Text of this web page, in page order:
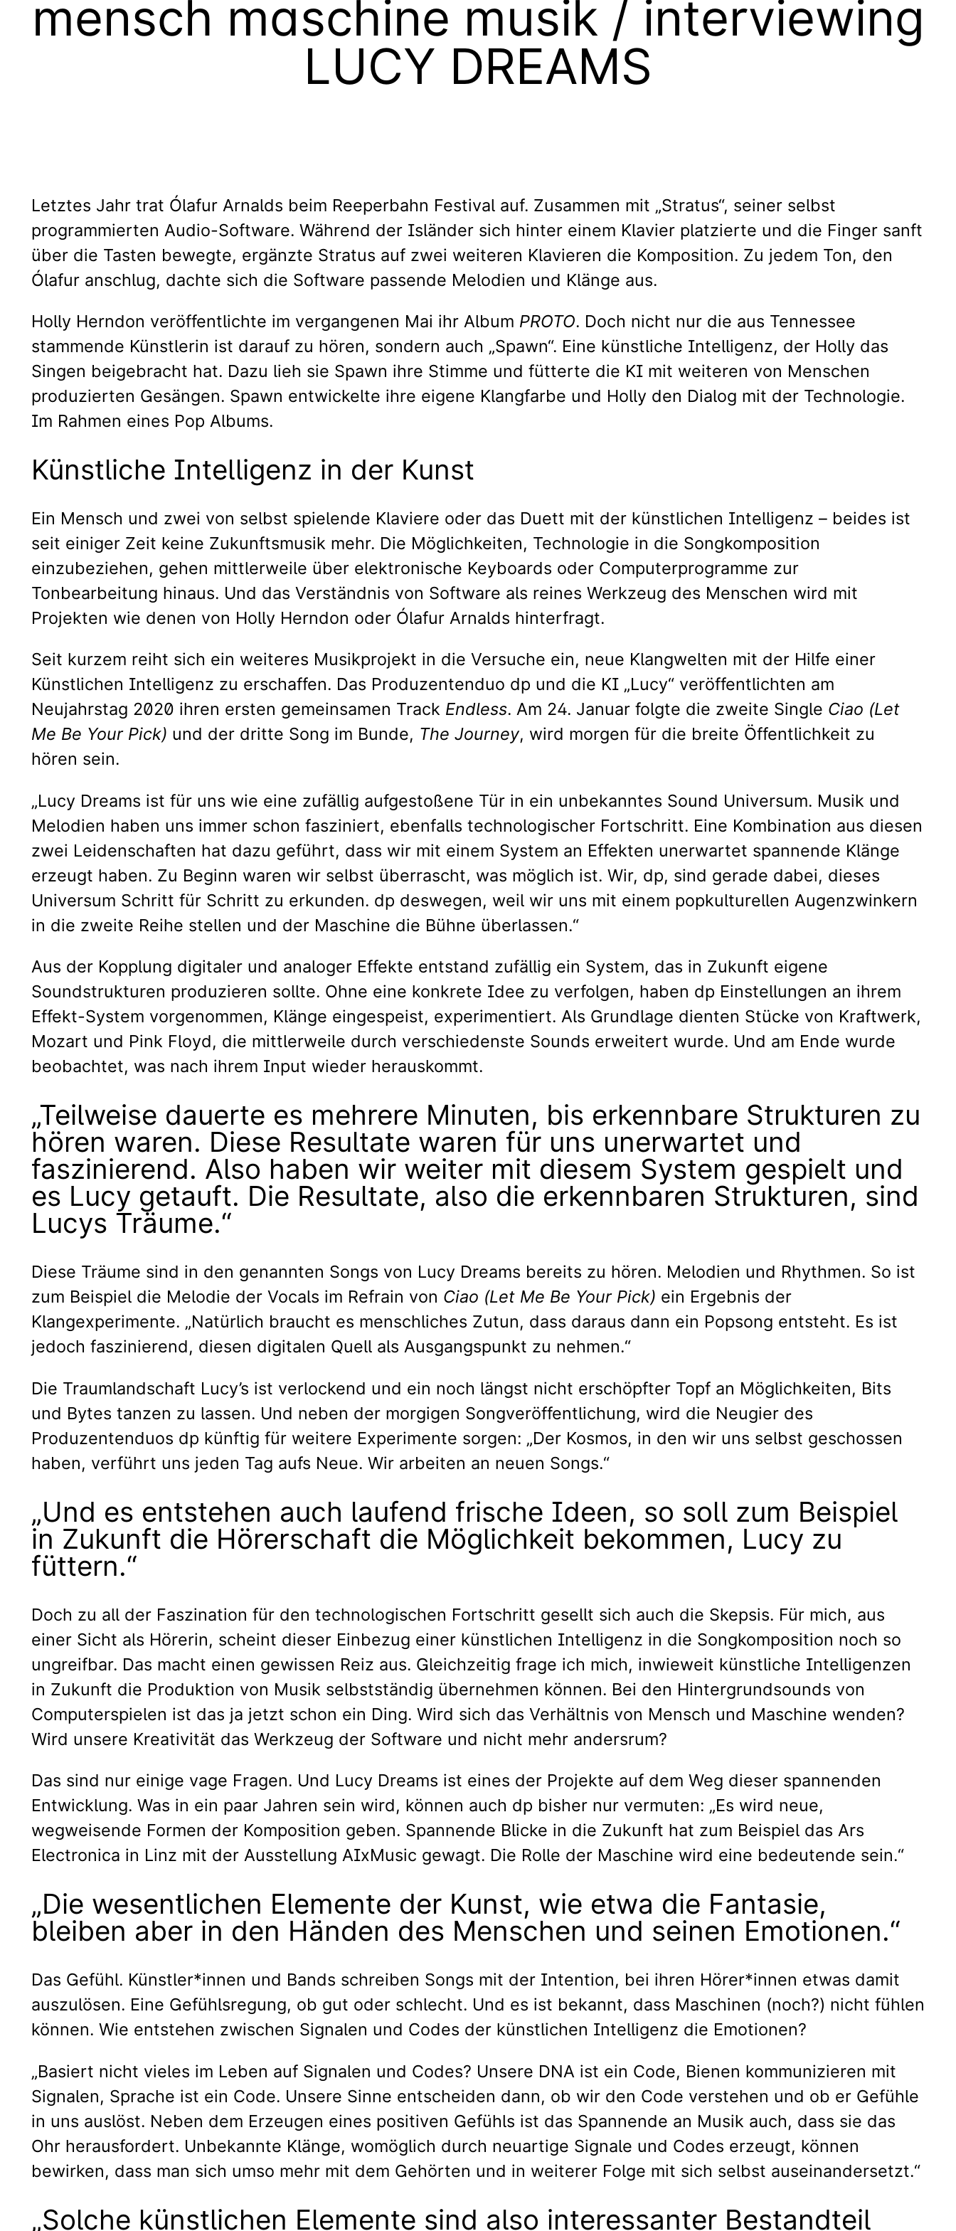
mensch maschine musik / interviewing
LUCY DREAMS
Letztes Jahr trat Ólafur Arnalds beim Reeperbahn Festival auf. Zusammen mit „Stratus“, seiner selbst
programmierten Audio-Software. Während der Isländer sich hinter einem Klavier platzierte und die Finger sanft
über die Tasten bewegte, ergänzte Stratus auf zwei weiteren Klavieren die Komposition. Zu jedem Ton, den
Ólafur anschlug, dachte sich die Software passende Melodien und Klänge aus.
Holly Herndon veröffentlichte im vergangenen Mai ihr Album PROTO. Doch nicht nur die aus Tennessee
stammende Künstlerin ist darauf zu hören, sondern auch „Spawn“. Eine künstliche Intelligenz, der Holly das
Singen beigebracht hat. Dazu lieh sie Spawn ihre Stimme und fütterte die KI mit weiteren von Menschen
produzierten Gesängen. Spawn entwickelte ihre eigene Klangfarbe und Holly den Dialog mit der Technologie.
Im Rahmen eines Pop Albums.
Künstliche Intelligenz in der Kunst
Ein Mensch und zwei von selbst spielende Klaviere oder das Duett mit der künstlichen Intelligenz – beides ist
seit einiger Zeit keine Zukunftsmusik mehr. Die Möglichkeiten, Technologie in die Songkomposition
einzubeziehen, gehen mittlerweile über elektronische Keyboards oder Computerprogramme zur
Tonbearbeitung hinaus. Und das Verständnis von Software als reines Werkzeug des Menschen wird mit
Projekten wie denen von Holly Herndon oder Ólafur Arnalds hinterfragt.
Seit kurzem reiht sich ein weiteres Musikprojekt in die Versuche ein, neue Klangwelten mit der Hilfe einer
Künstlichen Intelligenz zu erschaffen. Das Produzentenduo dp und die KI „Lucy“ veröffentlichten am
Neujahrstag 2020 ihren ersten gemeinsamen Track Endless. Am 24. Januar folgte die zweite Single Ciao (Let
Me Be Your Pick) und der dritte Song im Bunde, The Journey, wird morgen für die breite Öffentlichkeit zu
hören sein.
„Lucy Dreams ist für uns wie eine zufällig aufgestoßene Tür in ein unbekanntes Sound Universum. Musik und
Melodien haben uns immer schon fasziniert, ebenfalls technologischer Fortschritt. Eine Kombination aus diesen
zwei Leidenschaften hat dazu geführt, dass wir mit einem System an Effekten unerwartet spannende Klänge
erzeugt haben. Zu Beginn waren wir selbst überrascht, was möglich ist. Wir, dp, sind gerade dabei, dieses
Universum Schritt für Schritt zu erkunden. dp deswegen, weil wir uns mit einem popkulturellen Augenzwinkern
in die zweite Reihe stellen und der Maschine die Bühne überlassen.“
Aus der Kopplung digitaler und analoger Effekte entstand zufällig ein System, das in Zukunft eigene
Soundstrukturen produzieren sollte. Ohne eine konkrete Idee zu verfolgen, haben dp Einstellungen an ihrem
Effekt-System vorgenommen, Klänge eingespeist, experimentiert. Als Grundlage dienten Stücke von Kraftwerk,
Mozart und Pink Floyd, die mittlerweile durch verschiedenste Sounds erweitert wurde. Und am Ende wurde
beobachtet, was nach ihrem Input wieder herauskommt.
„Teilweise dauerte es mehrere Minuten, bis erkennbare Strukturen zu
hören waren. Diese Resultate waren für uns unerwartet und
faszinierend. Also haben wir weiter mit diesem System gespielt und
es Lucy getauft. Die Resultate, also die erkennbaren Strukturen, sind
Lucys Träume.“
Diese Träume sind in den genannten Songs von Lucy Dreams bereits zu hören. Melodien und Rhythmen. So ist
zum Beispiel die Melodie der Vocals im Refrain von Ciao (Let Me Be Your Pick) ein Ergebnis der
Klangexperimente. „Natürlich braucht es menschliches Zutun, dass daraus dann ein Popsong entsteht. Es ist
jedoch faszinierend, diesen digitalen Quell als Ausgangspunkt zu nehmen.“
Die Traumlandschaft Lucy’s ist verlockend und ein noch längst nicht erschöpfter Topf an Möglichkeiten, Bits
und Bytes tanzen zu lassen. Und neben der morgigen Songveröffentlichung, wird die Neugier des
Produzentenduos dp künftig für weitere Experimente sorgen: „Der Kosmos, in den wir uns selbst geschossen
haben, verführt uns jeden Tag aufs Neue. Wir arbeiten an neuen Songs.“
„Und es entstehen auch laufend frische Ideen, so soll zum Beispiel
in Zukunft die Hörerschaft die Möglichkeit bekommen, Lucy zu
füttern.“
Doch zu all der Faszination für den technologischen Fortschritt gesellt sich auch die Skepsis. Für mich, aus
einer Sicht als Hörerin, scheint dieser Einbezug einer künstlichen Intelligenz in die Songkomposition noch so
ungreifbar. Das macht einen gewissen Reiz aus. Gleichzeitig frage ich mich, inwieweit künstliche Intelligenzen
in Zukunft die Produktion von Musik selbstständig übernehmen können. Bei den Hintergrundsounds von
Computerspielen ist das ja jetzt schon ein Ding. Wird sich das Verhältnis von Mensch und Maschine wenden?
Wird unsere Kreativität das Werkzeug der Software und nicht mehr andersrum?
Das sind nur einige vage Fragen. Und Lucy Dreams ist eines der Projekte auf dem Weg dieser spannenden
Entwicklung. Was in ein paar Jahren sein wird, können auch dp bisher nur vermuten: „Es wird neue,
wegweisende Formen der Komposition geben. Spannende Blicke in die Zukunft hat zum Beispiel das Ars
Electronica in Linz mit der Ausstellung AIxMusic gewagt. Die Rolle der Maschine wird eine bedeutende sein.“
„Die wesentlichen Elemente der Kunst, wie etwa die Fantasie,
bleiben aber in den Händen des Menschen und seinen Emotionen.“
Das Gefühl. Künstler*innen und Bands schreiben Songs mit der Intention, bei ihren Hörer*innen etwas damit
auszulösen. Eine Gefühlsregung, ob gut oder schlecht. Und es ist bekannt, dass Maschinen (noch?) nicht fühlen
können. Wie entstehen zwischen Signalen und Codes der künstlichen Intelligenz die Emotionen?
„Basiert nicht vieles im Leben auf Signalen und Codes? Unsere DNA ist ein Code, Bienen kommunizieren mit
Signalen, Sprache ist ein Code. Unsere Sinne entscheiden dann, ob wir den Code verstehen und ob er Gefühle
in uns auslöst. Neben dem Erzeugen eines positiven Gefühls ist das Spannende an Musik auch, dass sie das
Ohr herausfordert. Unbekannte Klänge, womöglich durch neuartige Signale und Codes erzeugt, können
bewirken, dass man sich umso mehr mit dem Gehörten und in weiterer Folge mit sich selbst auseinandersetzt.“
„Solche künstlichen Elemente sind also interessanter Bestandteil